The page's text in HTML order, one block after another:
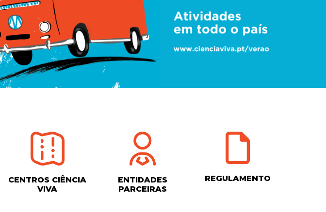
CENTROS CIÊNCIA
VIVA
ENTIDADES
PARCEIRAS
REGULAMENTO